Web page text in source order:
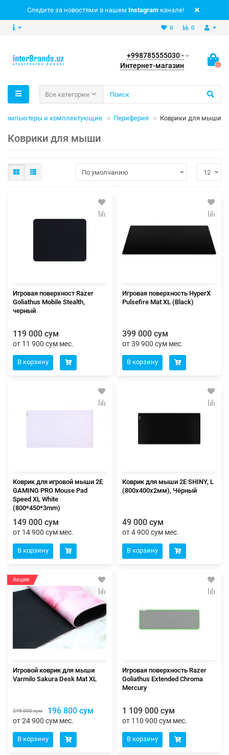
Следите за новостями в нашем Instagram канале!
0
0
+998785555030 -
Интернет-магазин
0
Все категории
Компьютеры и комплектующие Периферия Коврики для мыши
Коврики для мыши
Игровая поверхност Razer
Goliathus Mobile Stealth,
черный
119 000 сум
от 11 900 сум мес.
В корзину
Игровая поверхность HyperX
Pulsefire Mat XL (Black)
399 000 сум
от 39 900 сум мес.
В корзину
Коврик для игровой мыши 2E
GAMING PRO Mouse Pad
Speed XL White
(800*450*3mm)
149 000 сум
от 14 900 сум мес.
В корзину
Коврик для мыши 2E SHINY, L
(800x400x2мм), Чёрный
49 000 сум
от 4 900 сум мес.
В корзину
Акция
Игровой коврик для мыши
Varmilo Sakura Desk Mat XL
249 000 сум 196 800 сум
от 24 900 сум мес.
В корзину
Игровая поверхность Razer
Goliathus Extended Chroma
Mercury
1 109 000 сум
от 110 900 сум мес.
В корзину